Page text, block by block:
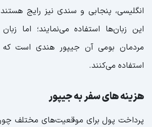
انگلیسی، پنجابی و سندی نیز رایج
این زبان‌ها استفاده می‌نمایند؛ اما
مردمان بومی آن جیپور هندی است که
استفاده می‌کنند.
هزینه‌ های سفر به جیپور
پرداخت پول برای موقعیت‌های مختلف چون